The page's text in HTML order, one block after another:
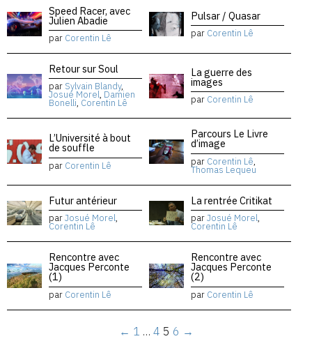
Speed Racer, avec
Julien Abadie
par Corentin Lê
Pulsar / Quasar
par Corentin Lê
Retour sur Soul
par Sylvain Blandy,
Josué Morel, Damien
Bonelli, Corentin Lê
La guerre des
images
par Corentin Lê
L’Université à bout
de souffle
par Corentin Lê
Parcours Le Livre
d’image
par Corentin Lê,
Thomas Lequeu
Futur antérieur
parJosué Morel,
Corentin Lê
La rentrée Critikat
parJosué Morel,
Corentin Lê
Rencontre avec
Jacques Perconte
(1)
par Corentin Lê
Rencontre avec
Jacques Perconte
(2)
par Corentin Lê
← 1 … 4 5 6 →